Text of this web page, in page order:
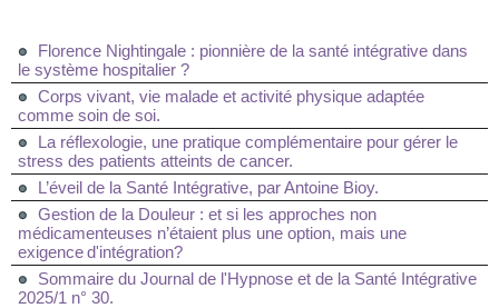
Florence Nightingale : pionnière de la santé intégrative dans
le système hospitalier ?
Corps vivant, vie malade et activité physique adaptée
comme soin de soi.
La réflexologie, une pratique complémentaire pour gérer le
stress des patients atteints de cancer.
L’éveil de la Santé Intégrative, par Antoine Bioy.
Gestion de la Douleur : et si les approches non
médicamenteuses n’étaient plus une option, mais une
exigence d'intégration?
Sommaire du Journal de l'Hypnose et de la Santé Intégrative
2025/1 n° 30.